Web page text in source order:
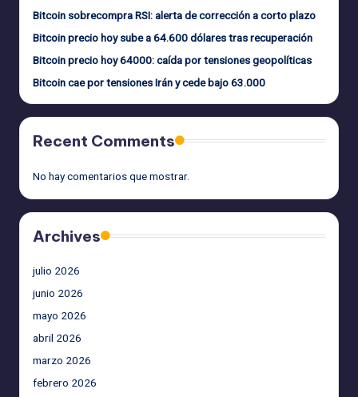
Bitcoin sobrecompra RSI: alerta de corrección a corto plazo
Bitcoin precio hoy sube a 64.600 dólares tras recuperación
Bitcoin precio hoy 64000: caída por tensiones geopolíticas
Bitcoin cae por tensiones Irán y cede bajo 63.000
Recent Comments
No hay comentarios que mostrar.
Archives
julio 2026
junio 2026
mayo 2026
abril 2026
marzo 2026
febrero 2026